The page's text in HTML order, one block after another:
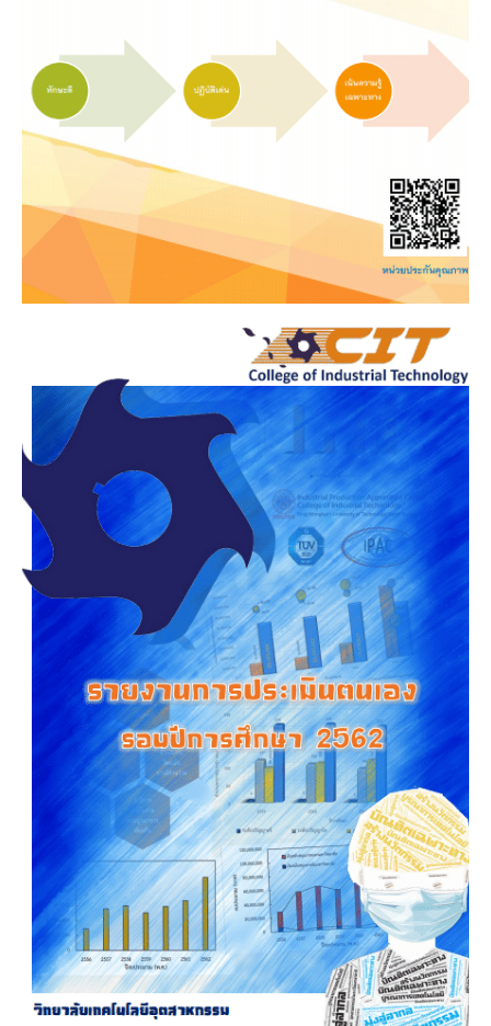
รายงานการประเมินตนเอง รอบปีการศึกษา 2562